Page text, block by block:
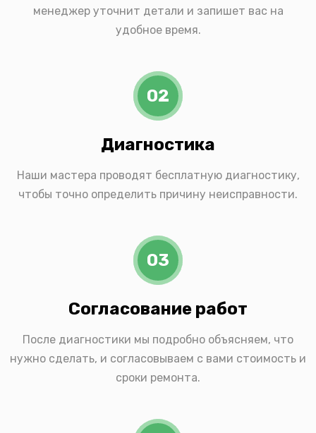
менеджер уточнит детали и запишет вас на
удобное время.
02
Диагностика
Наши мастера проводят бесплатную диагностику,
чтобы точно определить причину неисправности.
03
Согласование работ
После диагностики мы подробно объясняем, что
нужно сделать, и согласовываем с вами стоимость и
сроки ремонта.